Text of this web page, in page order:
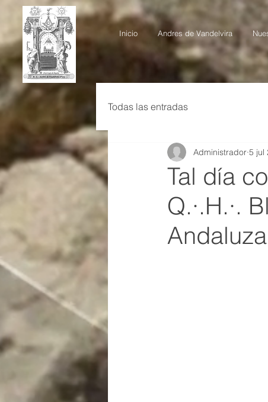
Inicio Andres de Vandelvira
Todas las entradas
Tal día
Q.·.H.·.
Andaluza
Administrador 5 jul